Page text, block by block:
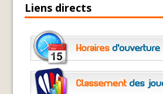
Liens directs